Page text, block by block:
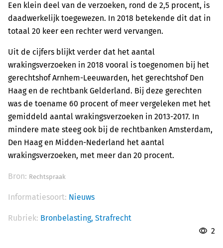
Een klein deel van de verzoeken, rond de 2,5 procent, is
daadwerkelijk toegewezen. In 2018 betekende dit dat in
totaal 20 keer een rechter werd vervangen.
Uit de cijfers blijkt verder dat het aantal
wrakingsverzoeken in 2018 vooral is toegenomen bij het
gerechtshof Arnhem-Leeuwarden, het gerechtshof Den
Haag en de rechtbank Gelderland. Bij deze gerechten
was de toename 60 procent of meer vergeleken met het
gemiddeld aantal wrakingsverzoeken in 2013-2017. In
mindere mate steeg ook bij de rechtbanken Amsterdam,
Den Haag en Midden-Nederland het aantal
wrakingsverzoeken, met meer dan 20 procent.
Bron: Rechtspraak
Informatiesoort: Nieuws
Rubriek: Bronbelasting, Strafrecht
2